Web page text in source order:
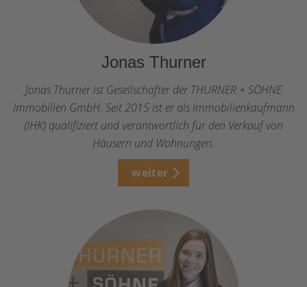
Jonas Thurner
Jonas Thurner ist Gesellschafter der THURNER + SÖHNE
Immobilien GmbH. Seit 2015 ist er als Immobilienkaufmann
(IHK) qualifiziert und verantwortlich für den Verkauf von
Häusern und Wohnungen.
weiter